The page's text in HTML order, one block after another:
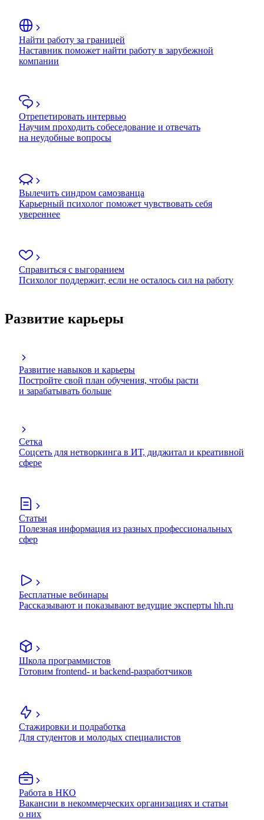
Найти работу за границей
Наставник поможет найти работу в зарубежной
компании
Отрепетировать интервью
Научим проходить собеседование и отвечать
на неудобные вопросы
Вылечить синдром самозванца
Карьерный психолог поможет чувствовать себя
увереннее
Справиться с выгоранием
Психолог поддержит, если не осталось сил на работу
Развитие карьеры
Развитие навыков и карьеры
Постройте свой план обучения, чтобы расти
и зарабатывать больше
Сетка
Соцсеть для нетворкинга в ИТ, диджитал и креативной
сфере
Статьи
Полезная информация из разных профессиональных
сфер
Бесплатные вебинары
Рассказывают и показывают ведущие эксперты hh.ru
Школа программистов
Готовим frontend- и backend-разработчиков
Стажировки и подработка
Для студентов и молодых специалистов
Работа в НКО
Вакансии в некоммерческих организациях и статьи
о них